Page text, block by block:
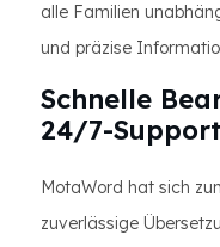
alle Familien
und präzise
Schnelle
24/7-Support
MotaWord hat sich
zuverlässige